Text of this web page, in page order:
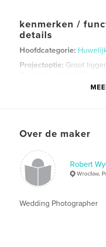
kenmerken /
details
Hoofdcategorie:
Projectoptie: Groot
dec
fotograf ślubny , zdjęcia
wesele
Over de maker
Robert
Wrocław,
Wedding Photographer